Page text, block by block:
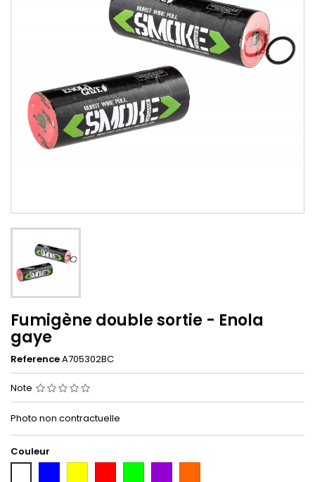
Fumigène double sortie - Enola
gaye
ReferenceA705302BC
Note
Photo non contractuelle
Couleur